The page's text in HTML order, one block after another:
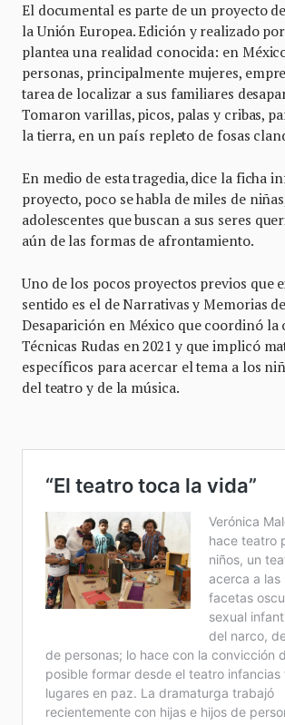
El documental es parte de un proyecto
la Unión Europea. Edición y realizado
plantea una realidad conocida: en
personas, principalmente mujeres,
tarea de localizar a sus familiares
Tomaron varillas, picos, palas y cribas,
la tierra, en un país repleto de fosas
En medio de esta tragedia, dice la ficha
proyecto, poco se habla de miles de
adolescentes que buscan a sus seres
aún de las formas de afrontamiento.
Uno de los pocos proyectos previos que
sentido es el de Narrativas y Memorias
Desaparición en México que coordinó la
Técnicas Rudas en 2021 y que implicó
específicos para acercar el tema a los
del teatro y de la música.